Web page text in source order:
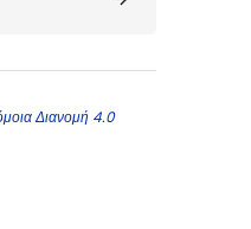
Διανομή 4.0